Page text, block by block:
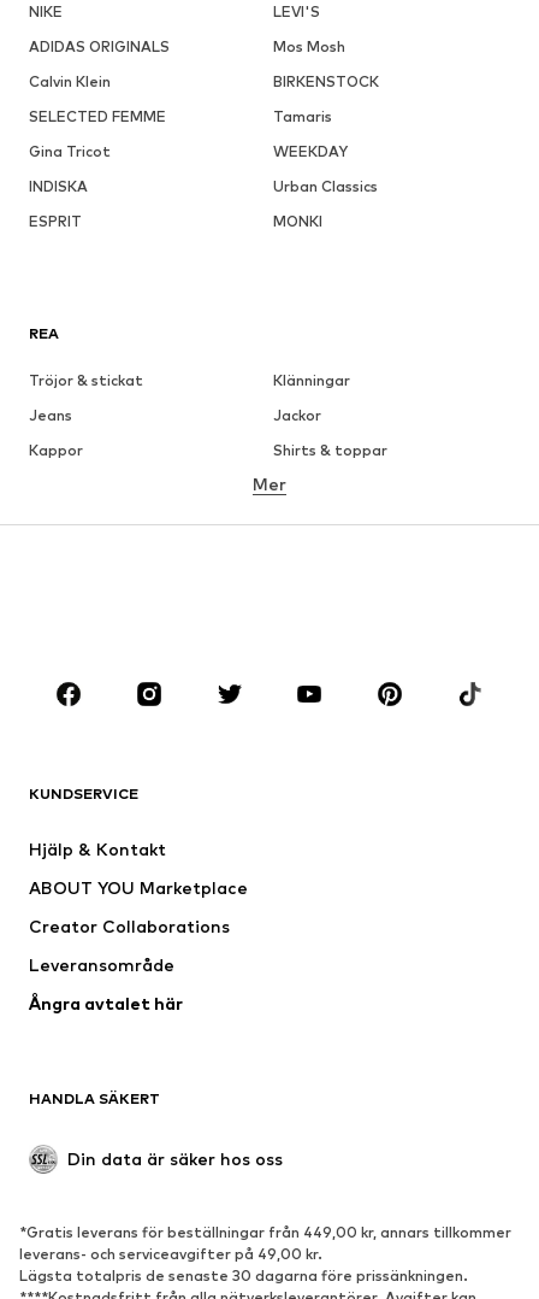
NIKE
LEVI'S
ADIDAS ORIGINALS
Mos Mosh
Calvin Klein
BIRKENSTOCK
SELECTED FEMME
Tamaris
Gina Tricot
WEEKDAY
INDISKA
Urban Classics
ESPRIT
MONKI
REA
Tröjor & stickat
Klänningar
Jeans
Jackor
Kappor
Shirts & toppar
Underkläder
Premium
Nytt
Shirts & toppar
Jackor
Underkläder
Kappor
Badkläder
Tillfällen
Upcycling
Populärt
Sneakers
Stövletter
Mer
KUNDSERVICE
Hjälp & Kontakt
ABOUT YOU Marketplace
Creator Collaborations
Leveransområde
Ångra avtalet här
HANDLA SÄKERT
Din data är säker hos oss
*Gratis leverans för beställningar från 449,00 kr, annars tillkommer
leverans- och serviceavgifter på 49,00 kr.
Lägsta totalpris de senaste 30 dagarna före prissänkningen.